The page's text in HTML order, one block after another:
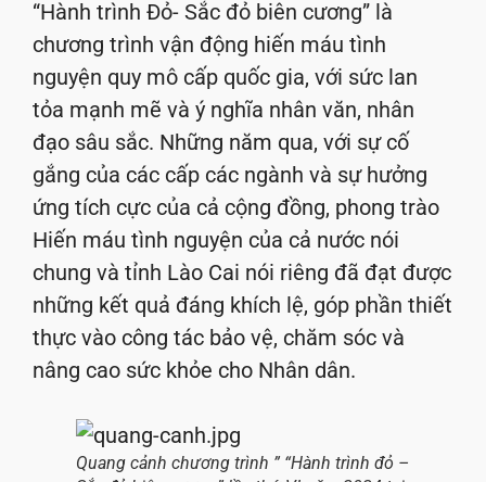
“Hành trình Đỏ- Sắc đỏ biên cương” là
chương trình vận động hiến máu tình
nguyện quy mô cấp quốc gia, với sức lan
tỏa mạnh mẽ và ý nghĩa nhân văn, nhân
đạo sâu sắc. Những năm qua, với sự cố
gắng của các cấp các ngành và sự hưởng
ứng tích cực của cả cộng đồng, phong trào
Hiến máu tình nguyện của cả nước nói
chung và tỉnh Lào Cai nói riêng đã đạt được
những kết quả đáng khích lệ, góp phần thiết
thực vào công tác bảo vệ, chăm sóc và
nâng cao sức khỏe cho Nhân dân.
Quang cảnh chương trình ” “Hành trình đỏ –